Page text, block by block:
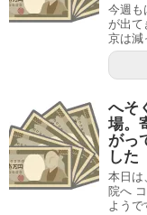
今週も
が出て
京は減
へそ
場。
がっ
した
本日は
院へ
ようで